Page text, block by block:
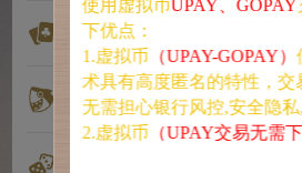
BBIN视讯
使用虚拟币UPAY、GOPAY
下优点：
1.虚拟币 （UPAY-GOPAY）
术具有高度匿名的特性，交
无需担心银行风控,安全隐私
2.虚拟币 （UPAY交易无需